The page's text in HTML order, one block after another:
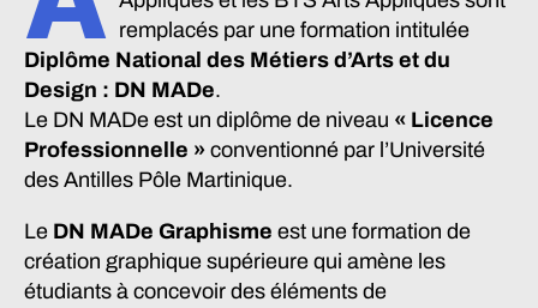
remplacés par une formation intitulée
Diplôme National des Métiers d’Arts et du
Design : DN MADe.
Le DN MADe est un diplôme de niveau « Licence
Professionnelle » conventionné par l’Université
des Antilles Pôle Martinique.
Le DN MADe Graphisme est une formation de
création graphique supérieure qui amène les
étudiants à concevoir des éléments de